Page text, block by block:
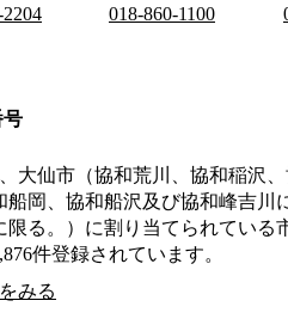
018-860-1100
号
大仙市（協和荒川、協和稲沢
岡、協和船沢及び協和峰吉川
る。） に割り当てられている
件登録されています。
みる